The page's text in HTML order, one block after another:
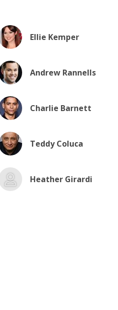
Ellie Kemper
Andrew Rannells
Charlie Barnett
Teddy Coluca
Heather Girardi